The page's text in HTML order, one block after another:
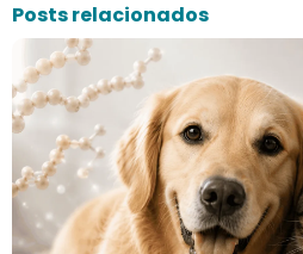
Posts relacionados